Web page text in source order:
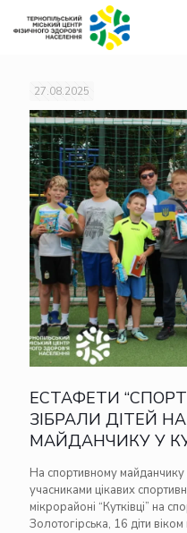
27.08.2025
ЕСТАФЕТИ
ЗІБРАЛИ ДІТЕЙ
МАЙДАНЧИКУ У
На спортивному майданчику
учасниками цікавих
мікрорайоні “Кутківці” на
Золотогірська, 16 діти віком